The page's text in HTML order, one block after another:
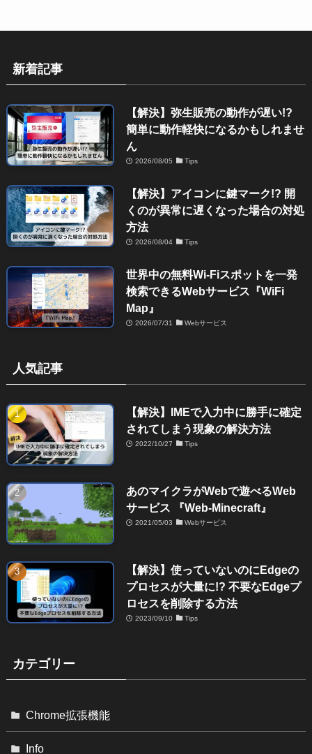
新着記事
【解決】弥生販売の動作が遅い!?
簡単に動作軽快になるかもしれませ
ん
2026/08/05 Tips
【解決】アイコンに鍵マーク!? 開
くのが異常に遅くなった場合の対処
方法
2026/08/04 Tips
世界中の無料Wi-Fiスポットを一発
検索できるWebサービス『WiFi
Map』
2026/07/31 Webサービス
人気記事
【解決】IMEで入力中に勝手に確定
されてしまう現象の解決方法
2022/10/27 Tips
あのマイクラがWebで遊べるWeb
サービス 『Web-Minecraft』
2021/05/03 Webサービス
【解決】使っていないのにEdgeの
プロセスが大量に!? 不要なEdgeプ
ロセスを削除する方法
2023/09/10 Tips
カテゴリー
Chrome拡張機能
Info